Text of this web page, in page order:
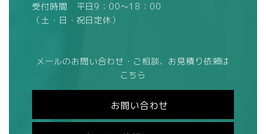
受付時間 平日9：00～18：00
（土・日・祝日定休）
メールのお問い合わせ・ご相談、お見積り依頼は
こちら
お問い合わせ